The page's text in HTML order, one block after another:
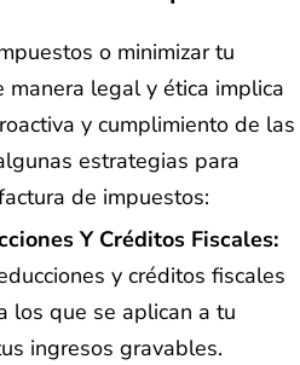
o minimizar tu
legal y ética implica
y cumplimiento de las
estrategias para
de impuestos:
Y Créditos Fiscales:
y créditos fiscales
los que se aplican a tu
ingresos gravables.